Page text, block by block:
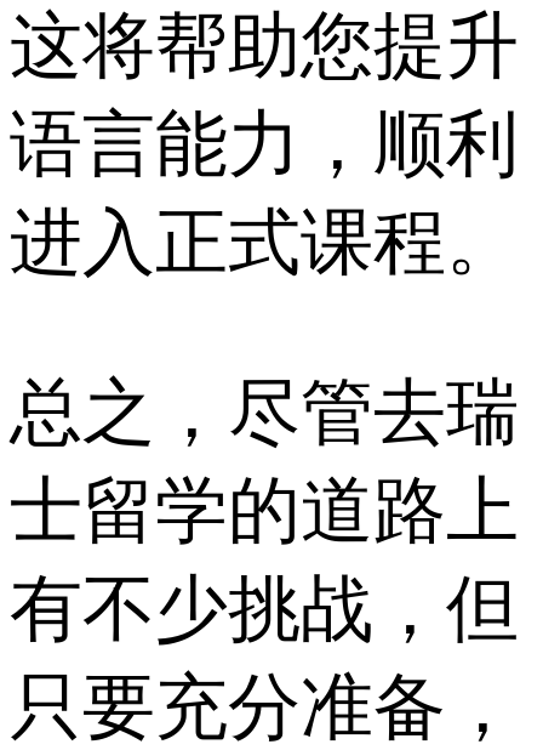
这将帮助您提升
语言能力，顺利
进入正式课程。
总之，尽管去瑞
士留学的道路上
有不少挑战，但
只要充分准备，